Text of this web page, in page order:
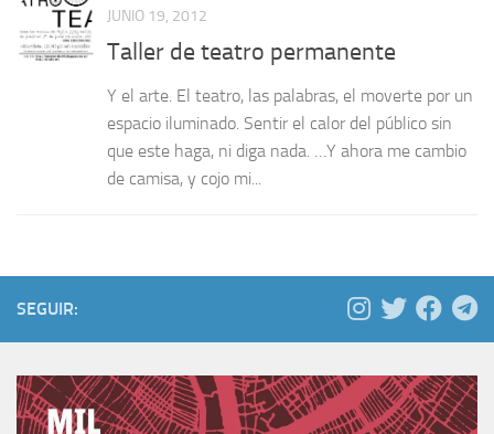
JUNIO 19, 2012
Taller de teatro permanente
Y el arte. El teatro, las palabras, el moverte por un
espacio iluminado. Sentir el calor del público sin
que este haga, ni diga nada. …Y ahora me cambio
de camisa, y cojo mi...
SEGUIR: